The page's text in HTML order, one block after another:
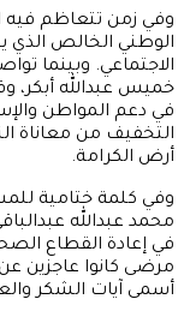
وفي زمن تتعاظم فيه
الوطني الخالص الذي
الاجتماعي. وبينما
خميس عبدالله أبكر،
في دعم المواطن
التخفيف من معاناة
أرض الكرامة.
وفي كلمة ختامية
محمد عبدالله
في إعادة القطاع
مرضى كانوا عاجزين
أسمى آيات الشكر